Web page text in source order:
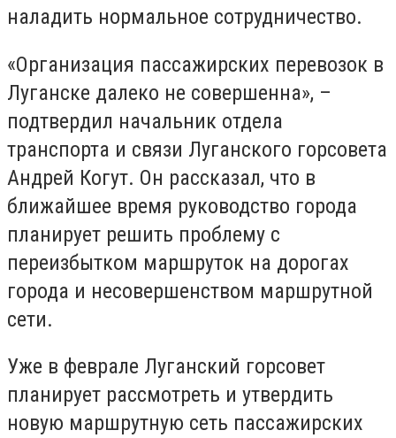
наладить нормальное сотрудничество.
«Организация пассажирских перевозок в
Луганске далеко не совершенна», –
подтвердил начальник отдела
транспорта и связи Луганского горсовета
Андрей Когут. Он рассказал, что в
ближайшее время руководство города
планирует решить проблему с
переизбытком маршруток на дорогах
города и несовершенством маршрутной
сети.
Уже в феврале Луганский горсовет
планирует рассмотреть и утвердить
новую маршрутную сеть пассажирских